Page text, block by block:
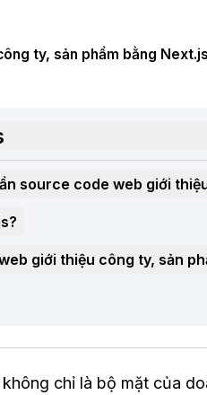
ty, sản phẩm bằng
source code web giới
giới thiệu công ty, sản
chỉ là bộ mặt của